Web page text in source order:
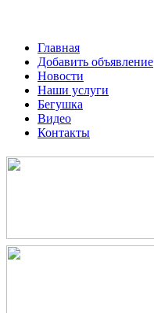
Главная
Добавить объявление
Новости
Наши услуги
Бегушка
Видео
Контакты